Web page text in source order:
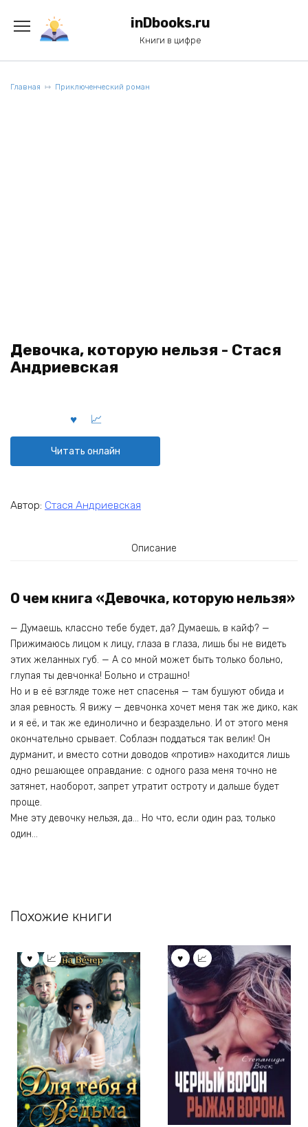
содержанию
inDbooks.ru
Книги в цифре
Главная Приключенческий роман
Девочка, которую нельзя - Стася
Андриевская
Читать онлайн
Автор: Стася Андриевская
Описание
О чем книга «Девочка, которую нельзя»
— Думаешь, классно тебе будет, да? Думаешь, в кайф? —
Прижимаюсь лицом к лицу, глаза в глаза, лишь бы не видеть
этих желанных губ. — А со мной может быть только больно,
глупая ты девчонка! Больно и страшно!
Но и в её взгляде тоже нет спасенья — там бушуют обида и
злая ревность. Я вижу — девчонка хочет меня так же дико, как
и я её, и так же единолично и безраздельно. И от этого меня
окончательно срывает. Соблазн поддаться так велик! Он
дурманит, и вместо сотни доводов «против» находится лишь
одно решающее оправдание: с одного раза меня точно не
затянет, наоборот, запрет утратит остроту и дальше будет
проще.
Мне эту девочку нельзя, да… Но что, если один раз, только
один…
Похожие книги